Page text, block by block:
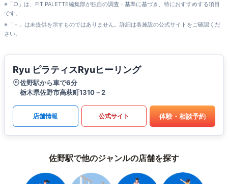
※「○」は、FIT PALETTE編集部が独自の調査・基準に基づき、特におすすめする項目
です。
※「－」は未提供を示すものではありません。詳細は各施設の公式サイトをご確認くだ
さい。
Ryu ピラティスRyuヒーリング
佐野駅から車で6分
栃木県佐野市高萩町1310－2
店舗情報 公式サイト 体験・相談予約
佐野駅で他のジャンルの店舗を探す